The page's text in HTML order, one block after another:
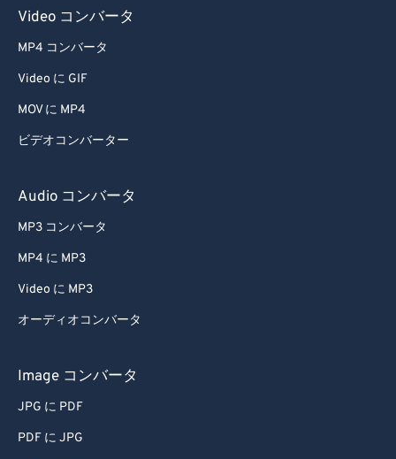
Video コンバータ
MP4 コンバータ
Video に GIF
MOV に MP4
ビデオコンバーター
Audio コンバータ
MP3 コンバータ
MP4 に MP3
Video に MP3
オーディオコンバータ
Image コンバータ
JPG に PDF
PDF に JPG